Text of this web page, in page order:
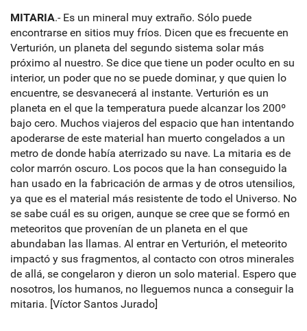
MITARIA.- Es un mineral muy extraño. Sólo puede
encontrarse en sitios muy fríos. Dicen que es frecuente en
Verturión, un planeta del segundo sistema solar más
próximo al nuestro. Se dice que tiene un poder oculto en su
interior, un poder que no se puede dominar, y que quien lo
encuentre, se desvanecerá al instante. Verturión es un
planeta en el que la temperatura puede alcanzar los 200º
bajo cero. Muchos viajeros del espacio que han intentando
apoderarse de este material han muerto congelados a un
metro de donde había aterrizado su nave. La mitaria es de
color marrón oscuro. Los pocos que la han conseguido la
han usado en la fabricación de armas y de otros utensilios,
ya que es el material más resistente de todo el Universo. No
se sabe cuál es su origen, aunque se cree que se formó en
meteoritos que provenían de un planeta en el que
abundaban las llamas. Al entrar en Verturión, el meteorito
impactó y sus fragmentos, al contacto con otros minerales
de allá, se congelaron y dieron un solo material. Espero que
nosotros, los humanos, no lleguemos nunca a conseguir la
mitaria. [Víctor Santos Jurado]